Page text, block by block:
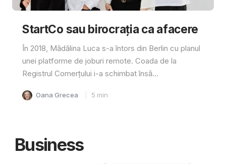
StartCo sau birocrația ca afacere
În 2018, Mădălina Luca s-a întors din Berlin cu planul
unei platforme de joburi remote. Coada de la
Registrul Comerțului i-a schimbat însă...
Oana Grecea 5 min
Business